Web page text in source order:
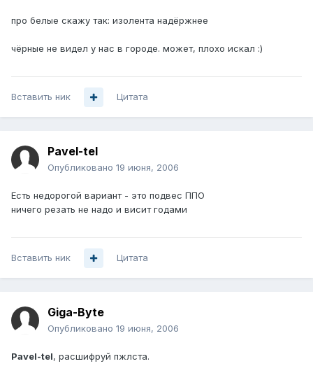
про белые скажу так: изолента надёржнее
чёрные не видел у нас в городе. может, плохо искал :)
Вставить ник Цитата
Pavel-tel
Опубликовано 19 июня, 2006
Есть недорогой вариант - это подвес ППО
ничего резать не надо и висит годами
Вставить ник Цитата
Giga-Byte
Опубликовано 19 июня, 2006
Pavel-tel, расшифруй пжлста.